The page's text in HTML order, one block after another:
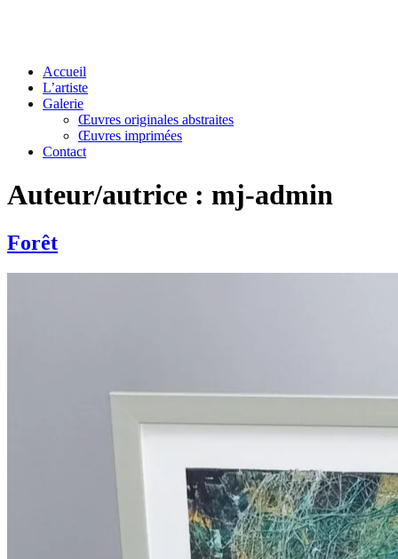
Accueil
L’artiste
Galerie
Œuvres originales abstraites
Œuvres imprimées
Contact
Auteur/autrice : mj-admin
Forêt